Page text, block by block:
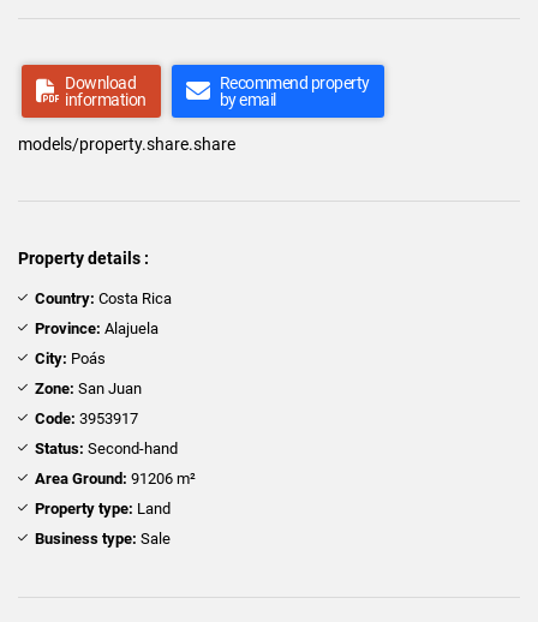
Download
information
Recommend property
by email
models/property.share.share
Property details :
Country: Costa Rica
Province: Alajuela
City: Poás
Zone: San Juan
Code: 3953917
Status: Second-hand
Area Ground: 91206 m²
Property type: Land
Business type: Sale